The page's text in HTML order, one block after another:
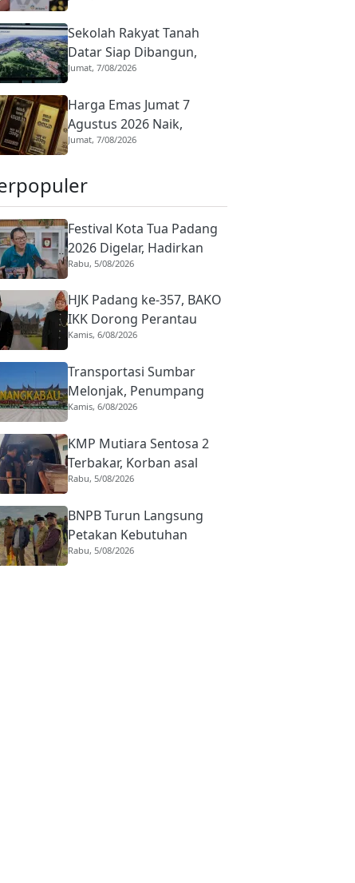
Rinciannya
Sekolah Rakyat Tanah
Datar Siap Dibangun,
Groundbreaking Digelar
Jumat, 7/08/2026
Harga Emas Jumat 7
Agustus 2026 Naik,
Investor Wajib Cek Daftar
Jumat, 7/08/2026
Festival Kota Tua Padang
2026 Digelar, Hadirkan
Peserta Barongsai dari
Rabu, 5/08/2026
HJK Padang ke-357, BAKO
IKK Dorong Perantau
Perkuat Budaya hingga
Kamis, 6/08/2026
Transportasi Sumbar
Melonjak, Penumpang
Pesawat Domestik dari
Persen
Kamis, 6/08/2026
KMP Mutiara Sentosa 2
Terbakar, Korban asal
Sumbar Rino Eka Putra
Rabu, 5/08/2026
BNPB Turun Langsung
Petakan Kebutuhan
Penanganan Pasca Banjir
Rabu, 5/08/2026